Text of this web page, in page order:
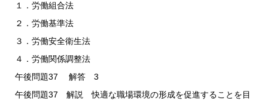
１．労働組合法
２．労働基準法
３．労働安全衛生法
４．労働関係調整法
午後問題37 解答 3
午後問題37 解説 快適な職場環境の形成を促進することを目